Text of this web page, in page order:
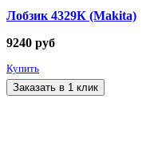
Лобзик 4329К (Makita)
9240 руб
Купить
Заказать в 1 клик